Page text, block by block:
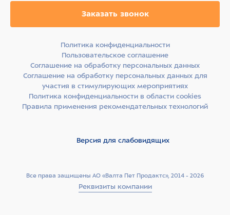
Заказать звонок
Все права защищены АО «Валта Пет Продактс», 2014 - 2026
Реквизиты компании
Политика конфиденциальности
Пользовательское соглашение
Соглашение на обработку персональных данных
Соглашение на обработку персональных данных для
участия в стимулирующих мероприятиях
Политика конфиденциальности в области cookies
Правила применения рекомендательных технологий
Версия для слабовидящих